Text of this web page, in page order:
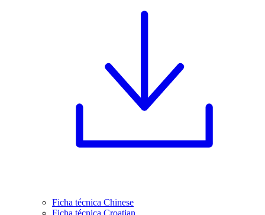
Ficha técnica Chinese
Ficha técnica Croatian